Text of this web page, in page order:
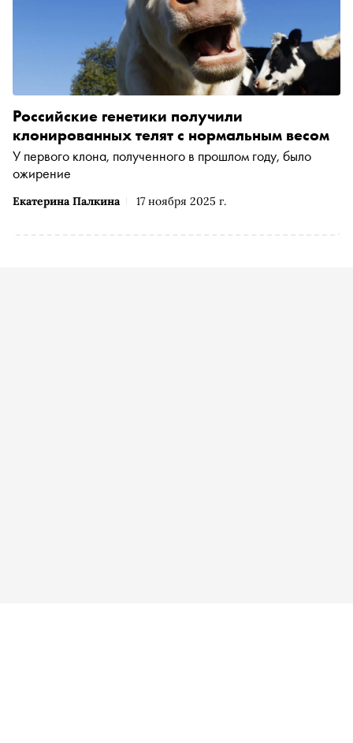
Екатерина Палкина 17 ноября 2025 г.
Российские генетики получили
клонированных телят с нормальным весом
У первого клона, полученного в прошлом году, было
ожирение